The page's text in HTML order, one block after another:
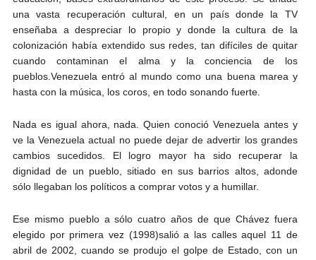
una vasta recuperación cultural, en un país donde la TV
enseñaba a despreciar lo propio y donde la cultura de la
colonización había extendido sus redes, tan difíciles de quitar
cuando contaminan el alma y la conciencia de los
pueblos.Venezuela entró al mundo como una buena marea y
hasta con la música, los coros, en todo sonando fuerte.
Nada es igual ahora, nada. Quien conoció Venezuela antes y
ve la Venezuela actual no puede dejar de advertir los grandes
cambios sucedidos. El logro mayor ha sido recuperar la
dignidad de un pueblo, sitiado en sus barrios altos, adonde
sólo llegaban los políticos a comprar votos y a humillar.
Ese mismo pueblo a sólo cuatro años de que Chávez fuera
elegido por primera vez (1998)salió a las calles aquel 11 de
abril de 2002, cuando se produjo el golpe de Estado, con un